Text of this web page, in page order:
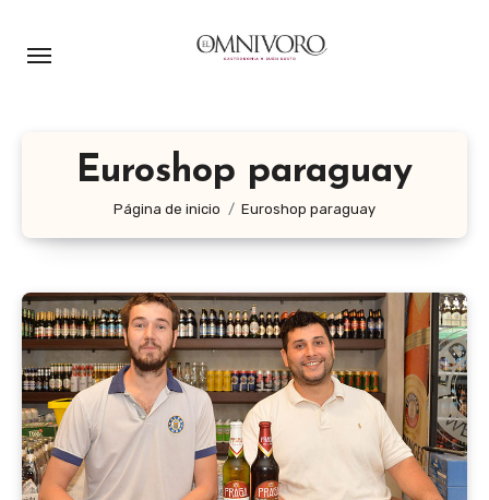
Euroshop paraguay
Página de inicio Euroshop paraguay